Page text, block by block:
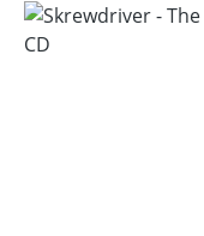
Bildergalerie